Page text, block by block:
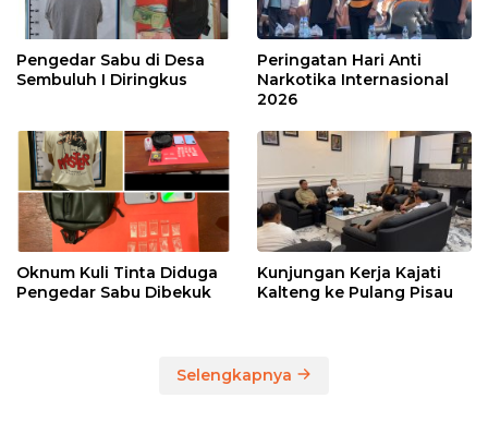
Pengedar Sabu di Desa
Sembuluh I Diringkus
Peringatan Hari Anti
Narkotika Internasional
2026
Oknum Kuli Tinta Diduga
Pengedar Sabu Dibekuk
Kunjungan Kerja Kajati
Kalteng ke Pulang Pisau
Selengkapnya